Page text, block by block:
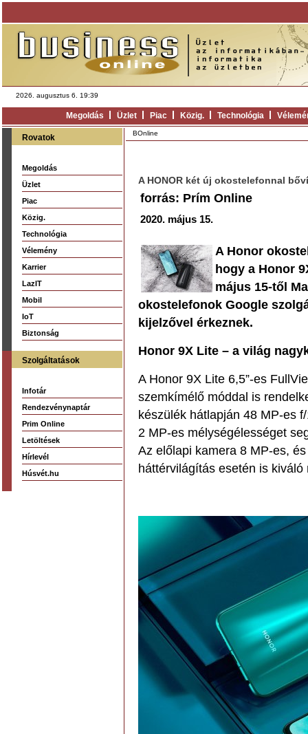
2026. augusztus 6. 19:39
Megoldás Üzlet Piac Közig. Technológia
Rovatok
Megoldás
Üzlet
Piac
Közig.
Technológia
Vélemény
Karrier
LazIT
Mobil
IoT
Biztonság
Szolgáltatások
Infotár
Rendezvénynaptár
Prim Online
Letöltések
Hírlevél
Húsvét.hu
BOnline
A HONOR két új okostelefonnal
forrás: Prím Online
2020. május 15.
A Honor
hogy a Honor
május 15-től
okostelefonok Google
kijelzővel érkeznek.
Honor 9X Lite – a világ
A Honor 9X Lite 6,5”-es
szemkímélő móddal is
készülék hátlapján 48 MP-es
2 MP-es mélységélességet
Az előlapi kamera 8 MP-es,
háttérvilágítás esetén is